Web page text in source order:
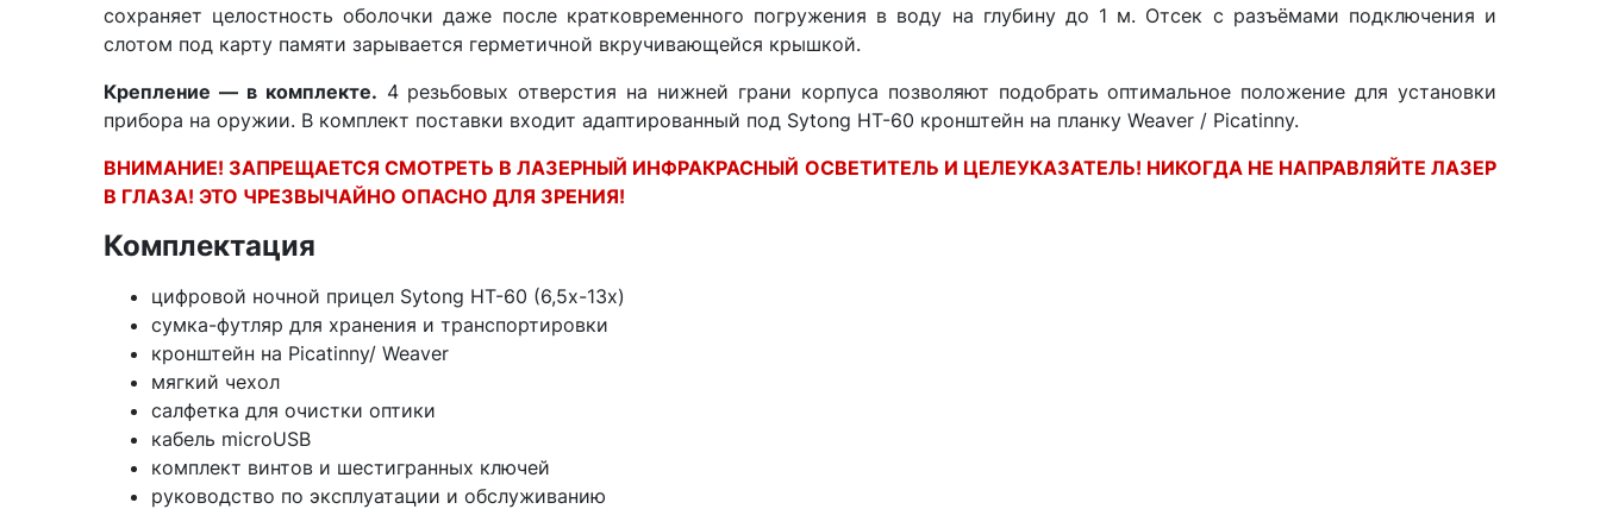
сохраняет целостность оболочки даже после кратковременного погружения в воду на глубину до 1 м. Отсек с разъёмами подключения и
слотом под карту памяти зарывается герметичной вкручивающейся крышкой.
Крепление — в комплекте. 4 резьбовых отверстия на нижней грани корпуса позволяют подобрать оптимальное положение для установки
прибора на оружии. В комплект поставки входит адаптированный под Sytong HT-60 кронштейн на планку Weaver / Picatinny.
ВНИМАНИЕ! ЗАПРЕЩАЕТСЯ СМОТРЕТЬ В ЛАЗЕРНЫЙ ИНФРАКРАСНЫЙ ОСВЕТИТЕЛЬ И ЦЕЛЕУКАЗАТЕЛЬ! НИКОГДА НЕ НАПРАВЛЯЙТЕ ЛАЗЕР
В ГЛАЗА! ЭТО ЧРЕЗВЫЧАЙНО ОПАСНО ДЛЯ ЗРЕНИЯ!
Комплектация
цифровой ночной прицел Sytong HT-60 (6,5x-13x)
сумка-футляр для хранения и транспортировки
кронштейн на Picatinny/ Weaver
мягкий чехол
салфетка для очистки оптики
кабель microUSB
комплект винтов и шестигранных ключей
руководство по эксплуатации и обслуживанию